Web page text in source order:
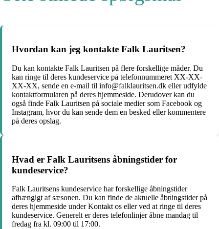
Hvordan kan jeg kontakte Falk Lauritsen?
Du kan kontakte Falk Lauritsen på flere forskellige måder. Du
kan ringe til deres kundeservice på telefonnummeret XX-XX-
XX-XX, sende en e-mail til info@falklauritsen.dk eller udfylde
kontaktformularen på deres hjemmeside. Derudover kan du
også finde Falk Lauritsen på sociale medier som Facebook og
Instagram, hvor du kan sende dem en besked eller kommentere
på deres opslag.
Hvad er Falk Lauritsens åbningstider for
kundeservice?
Falk Lauritsens kundeservice har forskellige åbningstider
afhængigt af sæsonen. Du kan finde de aktuelle åbningstider på
deres hjemmeside under Kontakt os eller ved at ringe til deres
kundeservice. Generelt er deres telefonlinjer åbne mandag til
fredag fra kl. 09:00 til 17:00.